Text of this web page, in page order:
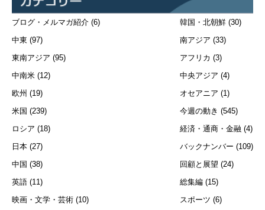
ブログ・メルマガ紹介 (6)
中東 (97)
東南アジア (95)
中南米 (12)
欧州 (19)
米国 (239)
ロシア (18)
日本 (27)
中国 (38)
英語 (11)
映画・文学・芸術 (10)
韓国・北朝鮮 (30)
南アジア (33)
アフリカ (3)
中央アジア (4)
オセアニア (1)
今週の動き (545)
経済・通商・金融 (4)
バックナンバー (109)
回顧と展望 (24)
総集編 (15)
スポーツ (6)